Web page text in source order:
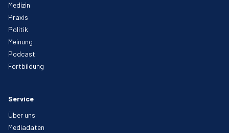
Medizin
Praxis
Politik
Meinung
Podcast
Fortbildung
Service
Über uns
Mediadaten